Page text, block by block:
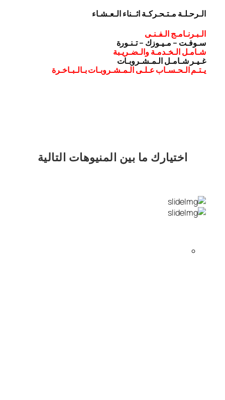
الـرحـلـة مـتـحـركـة اثــناء الـعـشـاء
الـبـرنـامـج الـفـنـى
سـوفـت – مـيـوزك – تـنـورة
شـامـل الـخـدمـة والـضـريـبة
غـيـر شـامـل الـمـشـروبـات
يـتـم الـحـسـاب عـلـى الـمـشـروبـات بـالـبـاخـرة
اختيارك ما بين المنيوهات التالية